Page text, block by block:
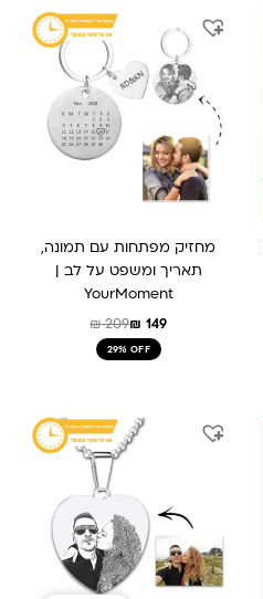
מחזיק מפתחות עם תמונה,
תאריך ומשפט על לב |
YourMoment
₪209
המקורי
₪ 209.
₪ 149
הנוכחי
₪ 149.
29% OFF
המחיר
המקורי
היה:
המחיר
הנוכחי
הוא: